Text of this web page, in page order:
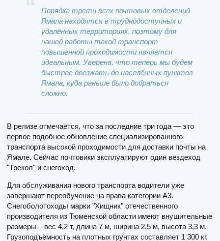
Порядка трети всех почтовых отделений
Ямала находятся в труднодоступных и
удалённых территориях, поэтому для
нашей работы такой транспорт
повышенной проходимости является
идеальным. Уверена, что теперь мы будем
быстрее доезжать до населённых пунктов
Ямала, куда раньше было добраться
сложно.
В релизе отмечается, что за последние три года — это
первое подобное обновление специализированного
транспорта высокой проходимости для доставки почты на
Ямале. Сейчас почтовики эксплуатируют один вездеход
"Трекол" и снегоход.
Для обслуживания нового транспорта водители уже
завершают переобучение на права категории А3.
Снегоболотоходы марки "Хищник" отечественного
производителя из Тюменской области имеют внушительные
размеры – вес 4,2 т, длина 7 м, ширина 2,5 м, высота 3,3 м.
Грузоподъёмность на плотных грунтах составляет 1 300 кг.